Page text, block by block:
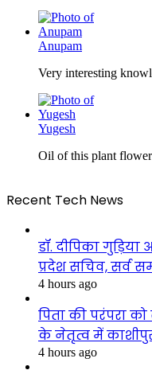
Anupam
Very interesting
Yugesh
Oil of this plant
Recent Tech News
डॉ. दीपिका
प्रदेश सचिव, सर्व
4 hours ago
पिता की परंपरा
के नेतृत्व में
4 hours ago